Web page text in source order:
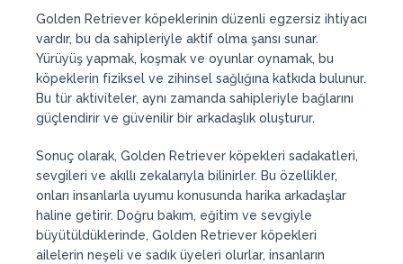
Golden Retriever köpeklerinin düzenli egzersiz ihtiyacı
vardır, bu da sahipleriyle aktif olma şansı sunar.
Yürüyüş yapmak, koşmak ve oyunlar oynamak, bu
köpeklerin fiziksel ve zihinsel sağlığına katkıda bulunur.
Bu tür aktiviteler, aynı zamanda sahipleriyle bağlarını
güçlendirir ve güvenilir bir arkadaşlık oluşturur.
Sonuç olarak, Golden Retriever köpekleri sadakatleri,
sevgileri ve akıllı zekalarıyla bilinirler. Bu özellikler,
onları insanlarla uyumu konusunda harika arkadaşlar
haline getirir. Doğru bakım, eğitim ve sevgiyle
büyütüldüklerinde, Golden Retriever köpekleri
ailelerin neşeli ve sadık üyeleri olurlar, insanların